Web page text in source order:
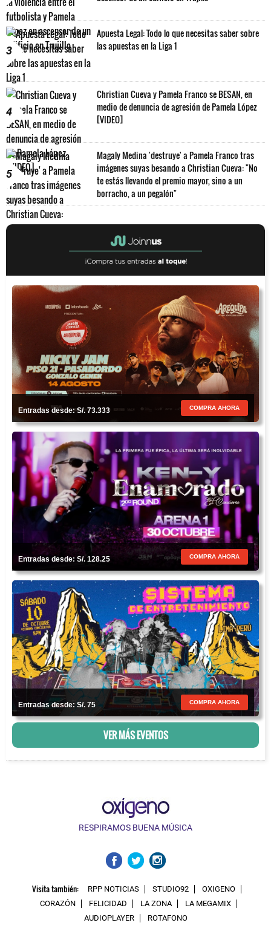
3
Apuesta Legal: Todo lo que necesitas saber sobre
las apuestas en la Liga 1
4
Christian Cueva y Pamela Franco se BESAN, en
medio de denuncia de agresión de Pamela López
[VIDEO]
5
Magaly Medina 'destruye' a Pamela Franco tras
imágenes suyas besando a Christian Cueva: "No
te estás llevando el premio mayor, sino a un
borracho, a un pegalón"
Entradas desde: S/. 73.333 COMPRA AHORA
Entradas desde: S/. 128.25 COMPRA AHORA
Entradas desde: S/. 75 COMPRA AHORA
VER MÁS EVENTOS
RESPIRAMOS BUENA MÚSICA
Visita también: RPP NOTICIAS STUDIO92
OXIGENO
CORAZÓN
FELICIDAD LA ZONA
LA MEGAMIX
AUDIOPLAYER
ROTAFONO